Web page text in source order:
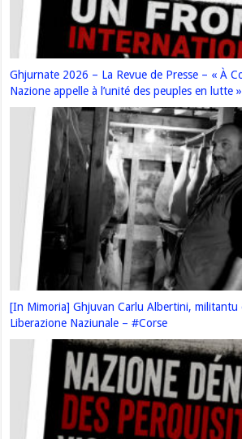
Ghjurnate 2026 – La Revue de Presse – « À
Nazione appelle à l’unité des peuples en lutte »
[In Mimoria] Ghjuvan Carlu Albertini, militantu
Liberazione Naziunale – #Corse